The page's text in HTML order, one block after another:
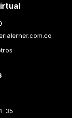
35